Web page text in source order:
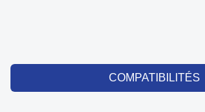
COMPATIBILITÉS